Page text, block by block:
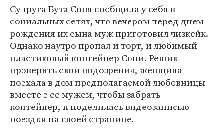
Супруга Бута Соня сообщила у себя в
социальных сетях, что вечером перед днем
рождения их сына муж приготовил чизкейк.
Однако наутро пропал и торт, и любимый
пластиковый контейнер Сони. Решив
проверить свои подозрения, женщина
поехала в дом предполагаемой любовницы
вместе с ее мужем, чтобы забрать
контейнер, и поделилась видеозаписью
поездки на своей странице.